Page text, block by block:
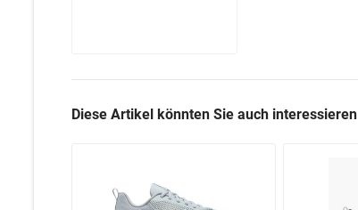
Diese Artikel könnten Sie auch interessieren